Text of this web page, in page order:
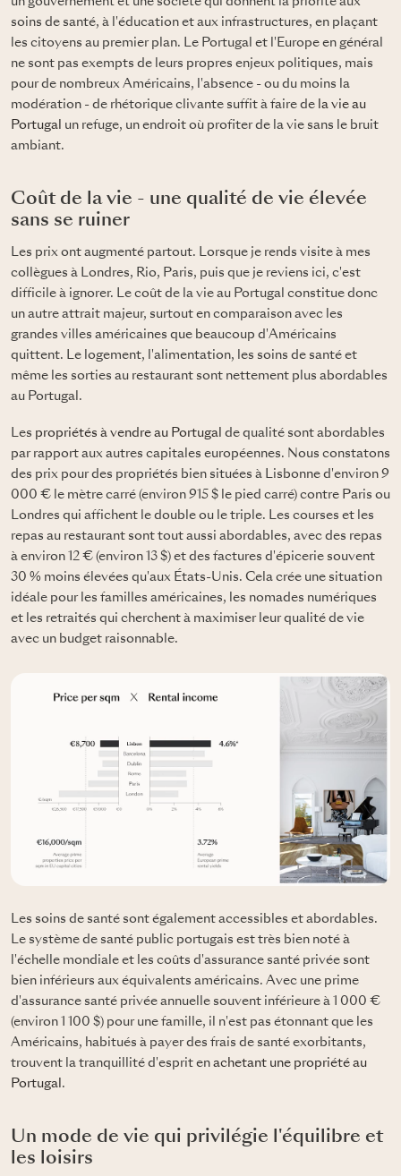
soins de santé, à l'éducation et aux infrastructures, en plaçant
les citoyens au premier plan. Le Portugal et l'Europe en général
ne sont pas exempts de leurs propres enjeux politiques, mais
pour de nombreux Américains, l'absence - ou du moins la
modération - de rhétorique clivante suffit à faire de la vie au
Portugal un refuge, un endroit où profiter de la vie sans le bruit
ambiant.
Coût de la vie - une qualité de vie élevée
sans se ruiner
Les prix ont augmenté partout. Lorsque je rends visite à mes
collègues à Londres, Rio, Paris, puis que je reviens ici, c'est
difficile à ignorer. Le coût de la vie au Portugal constitue donc
un autre attrait majeur, surtout en comparaison avec les
grandes villes américaines que beaucoup d'Américains
quittent. Le logement, l'alimentation, les soins de santé et
même les sorties au restaurant sont nettement plus abordables
au Portugal.
Les propriétés à vendre au Portugal de qualité sont abordables
par rapport aux autres capitales européennes. Nous constatons
des prix pour des propriétés bien situées à Lisbonne d'environ 9
000 € le mètre carré (environ 915 $ le pied carré) contre Paris ou
Londres qui affichent le double ou le triple. Les courses et les
repas au restaurant sont tout aussi abordables, avec des repas
à environ 12 € (environ 13 $) et des factures d'épicerie souvent
30 % moins élevées qu'aux États-Unis. Cela crée une situation
idéale pour les familles américaines, les nomades numériques
et les retraités qui cherchent à maximiser leur qualité de vie
avec un budget raisonnable.
Les soins de santé sont également accessibles et abordables.
Le système de santé public portugais est très bien noté à
l'échelle mondiale et les coûts d'assurance santé privée sont
bien inférieurs aux équivalents américains. Avec une prime
d'assurance santé privée annuelle souvent inférieure à 1 000 €
(environ 1 100 $) pour une famille, il n'est pas étonnant que les
Américains, habitués à payer des frais de santé exorbitants,
trouvent la tranquillité d'esprit en achetant une propriété au
Portugal .
Un mode de vie qui privilégie l'équilibre et
les loisirs